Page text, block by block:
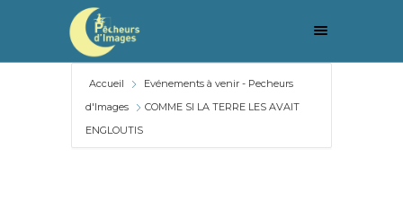
Accueil
Evénements à venir - Pecheurs
d'Images
COMME SI LA TERRE LES AVAIT
ENGLOUTIS